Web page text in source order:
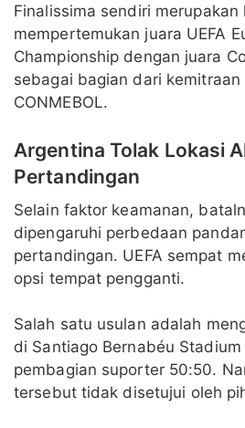
Finalissima sendiri merupakan
mempertemukan juara UEFA
Championship dengan juara
sebagai bagian dari kemitraan
CONMEBOL.
Argentina Tolak Lokasi
Pertandingan
Selain faktor keamanan,
dipengaruhi perbedaan
pertandingan. UEFA sempat
opsi tempat pengganti.
Salah satu usulan adalah
di Santiago Bernabéu
pembagian suporter 50:50.
tersebut tidak disetujui oleh